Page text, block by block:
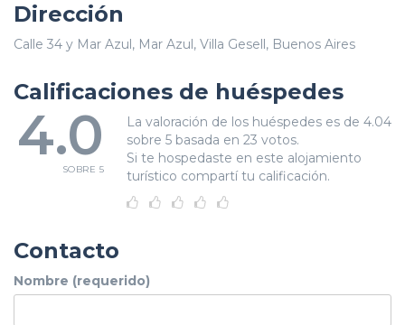
Dirección
Calle 34 y Mar Azul, Mar Azul, Villa Gesell, Buenos Aires
Calificaciones de huéspedes
4.0
SOBRE 5
La valoración de los huéspedes es de 4.04
sobre 5 basada en 23 votos.
Si te hospedaste en este alojamiento
turístico compartí tu calificación.
Contacto
Nombre (requerido)